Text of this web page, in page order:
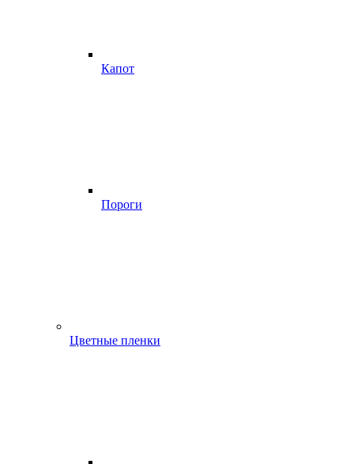
Капот
Пороги
Цветные пленки